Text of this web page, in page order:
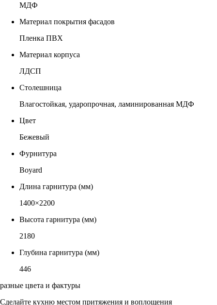
МДФ
Материал покрытия фасадов
Пленка ПВХ
Материал корпуса
ЛДСП
Столешница
Влагостойкая, ударопрочная, ламинированная МДФ
Цвет
Бежевый
Фурнитура
Boyard
Длина гарнитура (мм)
1400×2200
Высота гарнитура (мм)
2180
Глубина гарнитура (мм)
446
разные цвета и фактуры
Сделайте кухню местом притяжения и воплощения